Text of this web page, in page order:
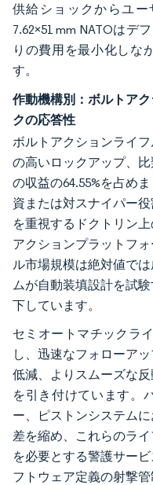
供給ショックからユ
7.62×51 mm NATOはデ
りの費用を最小化しな
す。
作動機構別：ボルトア
クの応答性
ボルトアクションライ
の高いロックアップ、
の収益の64.55%を占め
資または対スナイパー
を重視するドクトリン
アクションプラットフ
ル市場規模は絶対値で
ムが自動装填設計を試
下しています。
セミオートマチックラ
し、迅速なフォローア
低減、よりスムーズな
を引き付けています。
ー、ピストンシステム
差を縮め、これらのラ
を必要とする警護サー
フトウェア定義の射撃